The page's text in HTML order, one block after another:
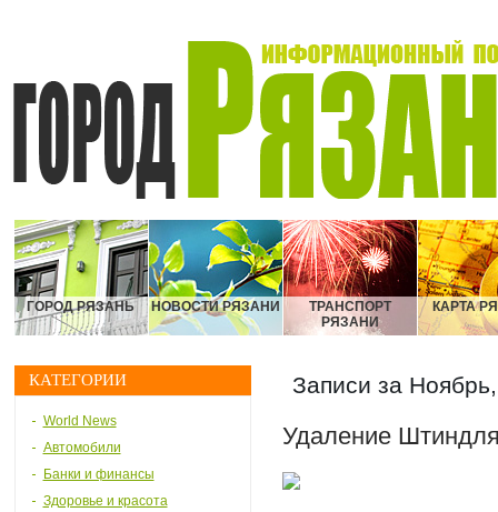
ГОРОД РЯЗАНЬ НОВОСТИ РЯЗАНИ
ТРАНСПОРТ
РЯЗАНИ
КАРТА
КАТЕГОРИИ
World News
Автомобили
Банки и финансы
Здоровье и красота
Записи за
Удаление